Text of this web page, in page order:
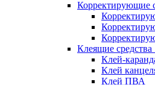
Корректирующие
Клеящие средства
Клей-
Клей
Клей ПВА